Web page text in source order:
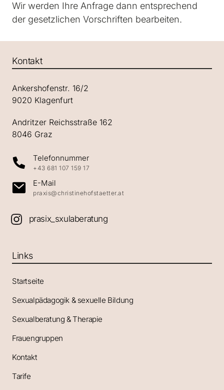
Wir werden Ihre Anfrage dann entsprechend
der gesetzlichen Vorschriften bearbeiten.
Kontakt
Ankershofenstr. 16/2
9020 Klagenfurt
Andritzer Reichsstraße 162
8046 Graz
Telefonnummer
+43 681 107 159 17
E-Mail
praxis@christinehofstaetter.at
prasix_sxulaberatung
Links
Startseite
Sexualpädagogik & sexuelle Bildung
Sexualberatung & Therapie
Frauengruppen
Kontakt
Tarife